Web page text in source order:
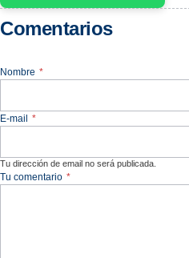
Comentarios
Nombre *
E-mail *
Tu dirección de email no será publicada.
Tu comentario *